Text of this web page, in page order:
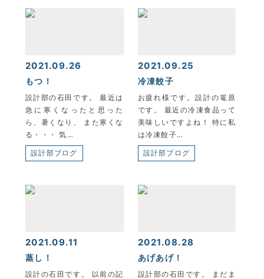
2021.09.26
もつ！
設計部の石田です。 最近は
急に寒くなったと思った
ら、暑くなり、 また寒くな
る・・・ 気…
設計部ブログ
2021.09.25
冷凍餃子
お疲れ様です。設計の篭原
です。 最近の冷凍食品って
美味しいですよね！ 特に私
は冷凍餃子…
設計部ブログ
2021.09.11
蒸し！
設計の石田です。 以前の記
2021.08.28
あげあげ！
設計部の石田です。 まだま